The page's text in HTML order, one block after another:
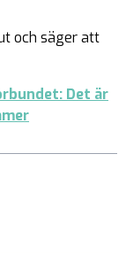
och säger att
Det är